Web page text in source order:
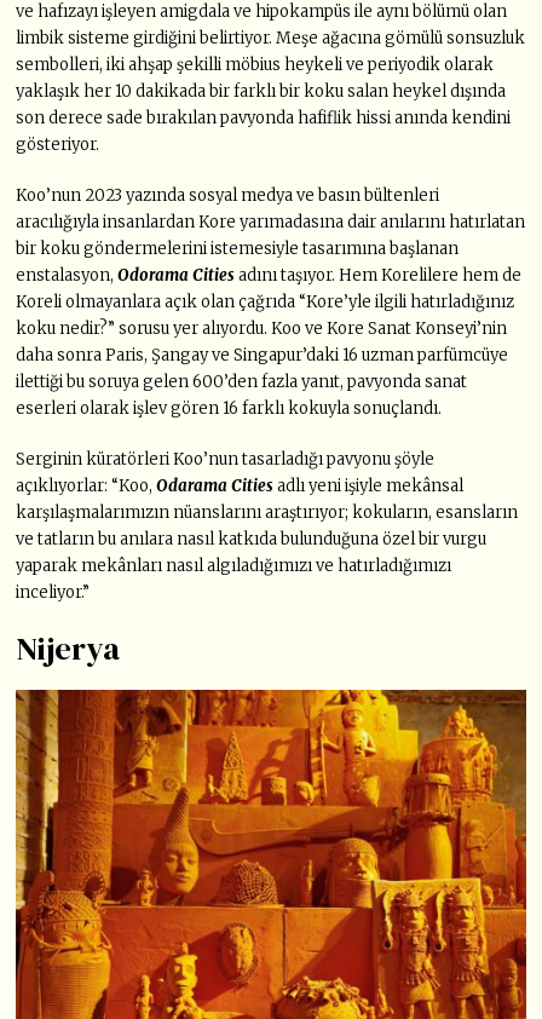
ve hafızayı işleyen amigdala ve hipokampüs ile aynı bölümü olan
limbik sisteme girdiğini belirtiyor. Meşe ağacına gömülü sonsuzluk
sembolleri, iki ahşap şekilli möbius heykeli ve periyodik olarak
yaklaşık her 10 dakikada bir farklı bir koku salan heykel dışında
son derece sade bırakılan pavyonda hafiflik hissi anında kendini
gösteriyor.
Koo’nun 2023 yazında sosyal medya ve basın bültenleri
aracılığıyla insanlardan Kore yarımadasına dair anılarını hatırlatan
bir koku göndermelerini istemesiyle tasarımına başlanan
enstalasyon,Odorama Cities adını taşıyor. Hem Korelilere hem de
Koreli olmayanlara açık olan çağrıda “Kore’yle ilgili hatırladığınız
koku nedir?” sorusu yer alıyordu. Koo ve Kore Sanat Konseyi’nin
daha sonra Paris, Şangay ve Singapur’daki 16 uzman parfümcüye
ilettiği bu soruya gelen 600’den fazla yanıt, pavyonda sanat
eserleri olarak işlev gören 16 farklı kokuyla sonuçlandı.
Serginin küratörleri Koo’nun tasarladığı pavyonu şöyle
açıklıyorlar: “Koo,Odarama Cities adlı yeni işiyle mekânsal
karşılaşmalarımızın nüanslarını araştırıyor; kokuların, esansların
ve tatların bu anılara nasıl katkıda bulunduğuna özel bir vurgu
yaparak mekânları nasıl algıladığımızı ve hatırladığımızı
inceliyor.”
Nijerya